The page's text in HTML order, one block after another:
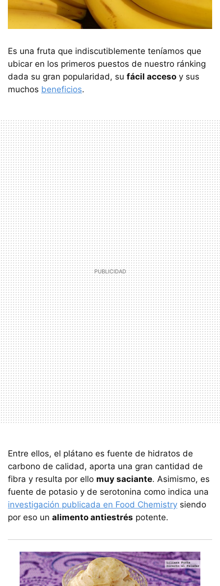
Es una fruta que indiscutiblemente teníamos que
ubicar en los primeros puestos de nuestro ránking
dada su gran popularidad, su fácil acceso y sus
muchos beneficios.
Entre ellos, el plátano es fuente de hidratos de
carbono de calidad, aporta una gran cantidad de
fibra y resulta por ello muy saciante. Asimismo, es
fuente de potasio y de serotonina como indica una
investigación publicada en Food Chemistry siendo
por eso un alimento antiestrés potente.